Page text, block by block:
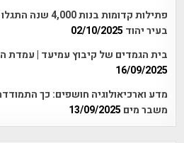
פתילות קדומות
בעיר יהוד 02/10/2025
בית הגמדים של קיבוץ עמיעד |
16/09/2025
מדע וארכיאולוגיה חושפים: כך
משבר מים 13/09/2025